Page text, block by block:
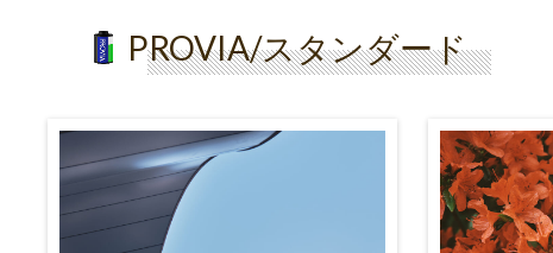
PROVIA/スタンダード